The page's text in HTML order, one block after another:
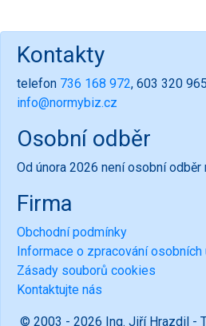
Kontakty
telefon 736 168 972, 603 320 965
info@normybiz.cz
Osobní odběr
Od února 2026 není osobní odběr
Firma
Obchodní podmínky
Informace o zpracování osobních
Zásady souborů cookies
Kontaktujte nás
© 2003 - 2026 Ing. Jiří Hrazdil -